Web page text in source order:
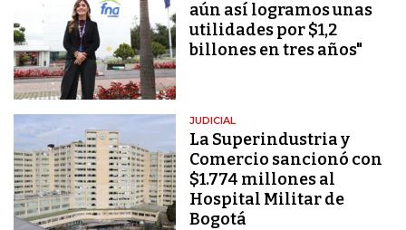
aún así logramos unas
utilidades por $1,2
billones en tres años"
JUDICIAL
La Superindustria y
Comercio sancionó con
$1.774 millones al
Hospital Militar de
Bogotá